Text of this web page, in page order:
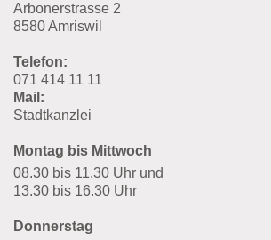
Arbonerstrasse 2
8580 Amriswil
Telefon:
071 414 11 11
Mail:
Stadtkanzlei
Montag bis Mittwoch
08.30 bis 11.30 Uhr und
13.30 bis 16.30 Uhr
Donnerstag